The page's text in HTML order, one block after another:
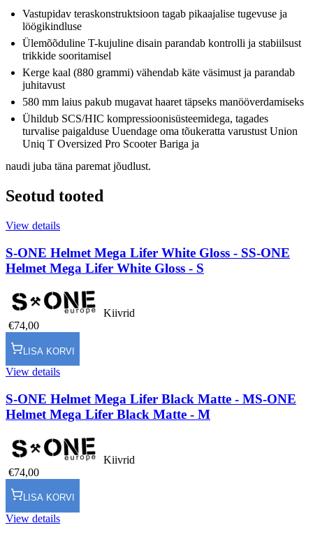
Vastupidav teraskonstruktsioon tagab pikaajalise tugevuse ja
löögikindluse
Ülemõõduline T-kujuline disain parandab kontrolli ja stabiilsust
trikkide sooritamisel
Kerge kaal (880 grammi) vähendab käte väsimust ja parandab
juhitavust
580 mm laius pakub mugavat haaret täpseks manööverdamiseks
Ühildub SCS/HIC kompressioonisüsteemidega, tagades
turvalise paigalduse Uuendage oma tõukeratta varustust Union
Uniq T Oversized Pro Scooter Bariga ja
naudi juba täna paremat jõudlust.
Seotud tooted
View details
S-ONE Helmet Mega Lifer White Gloss - SS-ONE
Helmet Mega Lifer White Gloss - S
Kiivrid
€74,00
LISA KORVI
View details
S-ONE Helmet Mega Lifer Black Matte - MS-ONE
Helmet Mega Lifer Black Matte - M
Kiivrid
€74,00
LISA KORVI
View details